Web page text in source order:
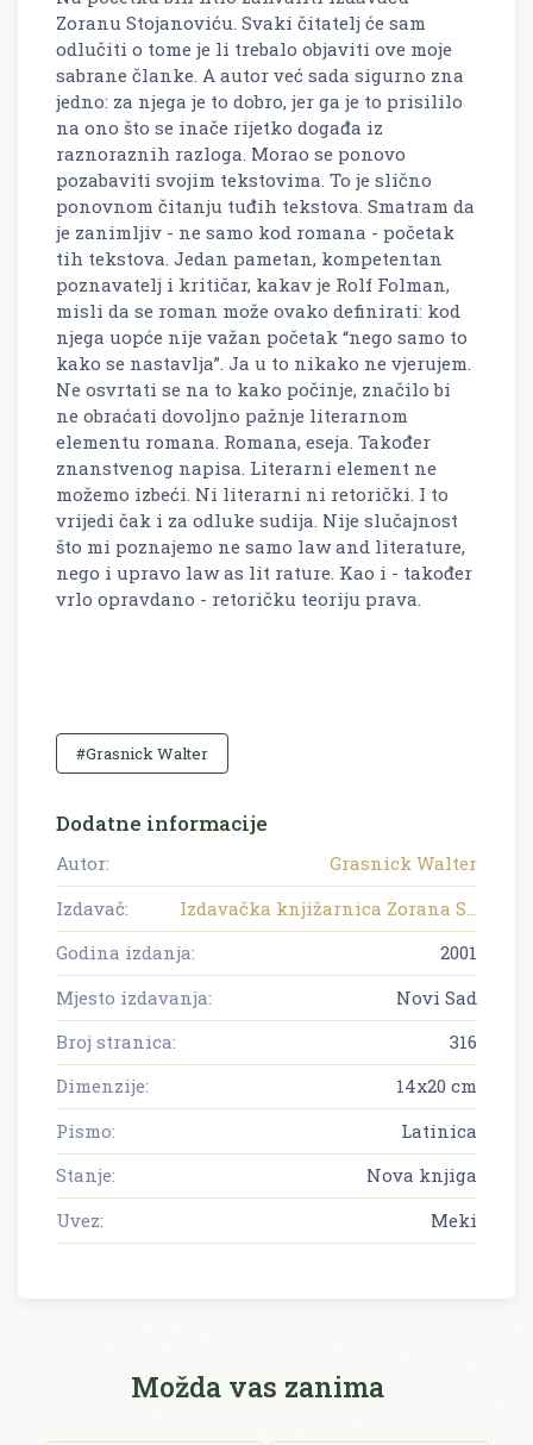
Zoranu Stojanoviću. Svaki čitatelj će sam
odlučiti o tome je li trebalo objaviti ove moje
sabrane članke. A autor već sada sigurno zna
jedno: za njega je to dobro, jer ga je to prisililo
na ono što se inače rijetko događa iz
raznoraznih razloga. Morao se ponovo
pozabaviti svojim tekstovima. To je slično
ponovnom čitanju tuđih tekstova. Smatram da
je zanimljiv - ne samo kod romana - početak
tih tekstova. Jedan pametan, kompetentan
poznavatelj i kritičar, kakav je Rolf Folman,
misli da se roman može ovako definirati: kod
njega uopće nije važan početak “nego samo to
kako se nastavlja”. Ja u to nikako ne vjerujem.
Ne osvrtati se na to kako počinje, značilo bi
ne obraćati dovoljno pažnje literarnom
elementu romana. Romana, eseja. Također
znanstvenog napisa. Literarni element ne
možemo izbeći. Ni literarni ni retorički. I to
vrijedi čak i za odluke sudija. Nije slučajnost
što mi poznajemo ne samo law and literature,
nego i upravo law as lit rature. Kao i - također
vrlo opravdano - retoričku teoriju prava.
#Grasnick Walter
Dodatne informacije
Autor:
Grasnick Walter
Izdavač:
Izdavačka knjižarnica Zorana S...
Godina izdanja:
2001
Mjesto izdavanja:
Novi Sad
Broj stranica:
316
Dimenzije:
14x20 cm
Pismo:
Latinica
Stanje:
Nova knjiga
Uvez:
Meki
Možda vas zanima